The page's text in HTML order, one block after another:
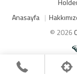
Anasayfa
© 2026